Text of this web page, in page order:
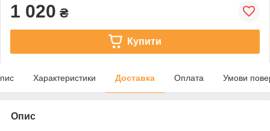
1 020 ₴
Купити
Характеристики Доставка Оплата Умови
Опис